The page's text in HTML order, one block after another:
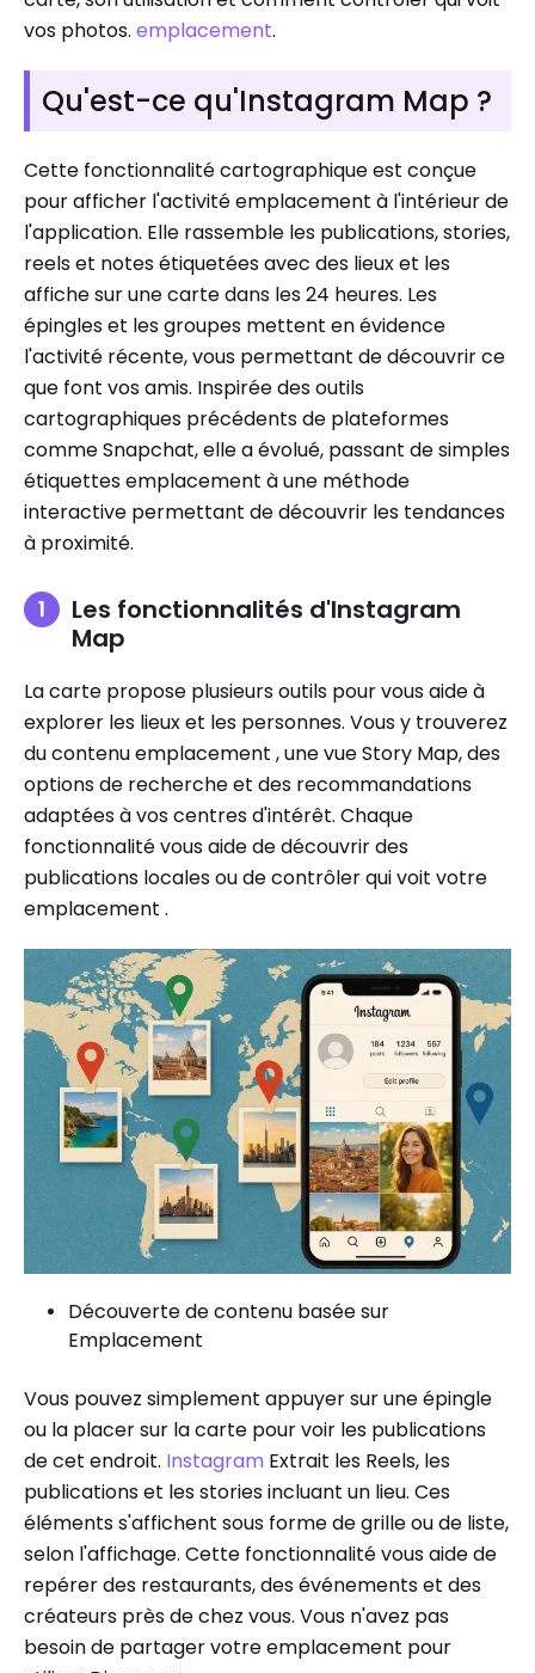
vos photos. emplacement.
Qu'est-ce qu'Instagram Map ?
Cette fonctionnalité cartographique est conçue
pour afficher l'activité emplacement à l'intérieur de
l'application. Elle rassemble les publications, stories,
reels et notes étiquetées avec des lieux et les
affiche sur une carte dans les 24 heures. Les
épingles et les groupes mettent en évidence
l'activité récente, vous permettant de découvrir ce
que font vos amis. Inspirée des outils
cartographiques précédents de plateformes
comme Snapchat, elle a évolué, passant de simples
étiquettes emplacement à une méthode
interactive permettant de découvrir les tendances
à proximité.
Les fonctionnalités d'Instagram
Map
La carte propose plusieurs outils pour vous aide à
explorer les lieux et les personnes. Vous y trouverez
du contenu emplacement , une vue Story Map, des
options de recherche et des recommandations
adaptées à vos centres d'intérêt. Chaque
fonctionnalité vous aide de découvrir des
publications locales ou de contrôler qui voit votre
emplacement .
Découverte de contenu basée sur
Emplacement
Vous pouvez simplement appuyer sur une épingle
ou la placer sur la carte pour voir les publications
de cet endroit. Instagram Extrait les Reels, les
publications et les stories incluant un lieu. Ces
éléments s'affichent sous forme de grille ou de liste,
selon l'affichage. Cette fonctionnalité vous aide de
repérer des restaurants, des événements et des
créateurs près de chez vous. Vous n'avez pas
besoin de partager votre emplacement pour